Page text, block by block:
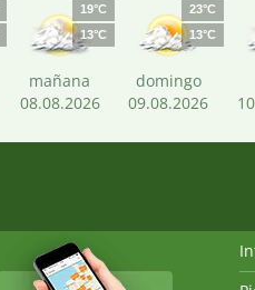
19°C
13°C
mañana
08.08.2026
23°C
13°C
domingo
09.08.2026